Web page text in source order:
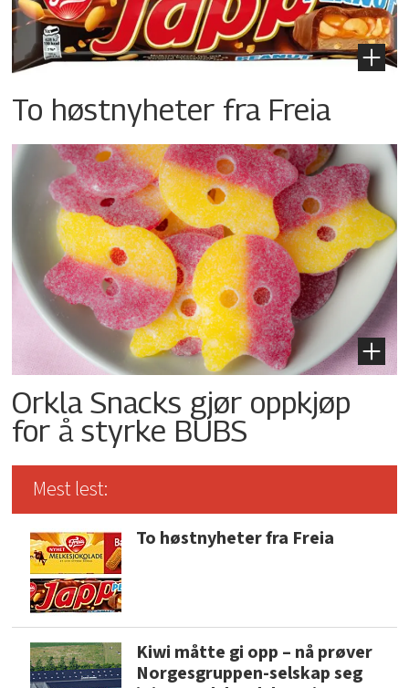
To høstnyheter fra Freia
Orkla Snacks gjør oppkjøp
for å styrke BUBS
Mest lest:
To høstnyheter fra Freia
Kiwi måtte gi opp – nå prøver
Norgesgruppen-selskap seg